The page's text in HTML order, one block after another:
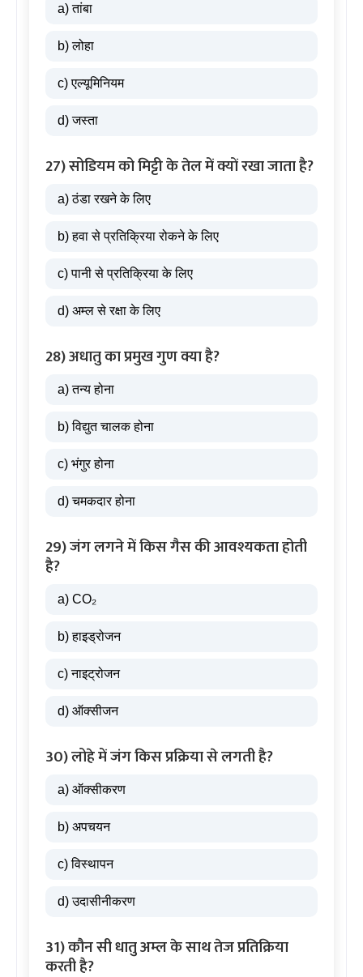
a) तांबा
b) लोहा
c) एल्यूमिनियम
d) जस्ता
27) सोडियम को मिट्टी के तेल में क्यों रखा जाता है?
a) ठंडा रखने के लिए
b) हवा से प्रतिक्रिया रोकने के लिए
c) पानी से प्रतिक्रिया के लिए
d) अम्ल से रक्षा के लिए
28) अधातु का प्रमुख गुण क्या है?
a) तन्य होना
b) विद्युत चालक होना
c) भंगुर होना
d) चमकदार होना
29) जंग लगने में किस गैस की आवश्यकता होती
है?
a) CO₂
b) हाइड्रोजन
c) नाइट्रोजन
d) ऑक्सीजन
30) लोहे में जंग किस प्रक्रिया से लगती है?
a) ऑक्सीकरण
b) अपचयन
c) विस्थापन
d) उदासीनीकरण
31) कौन सी धातु अम्ल के साथ तेज प्रतिक्रिया
करती है?